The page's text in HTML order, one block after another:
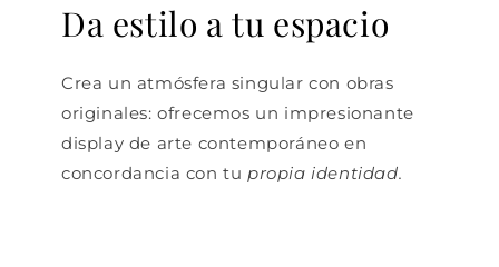
Da estilo a tu espacio
Crea un atmósfera singular con obras
originales: ofrecemos un impresionante
display de arte contemporáneo en
concordancia con tu propia identidad.